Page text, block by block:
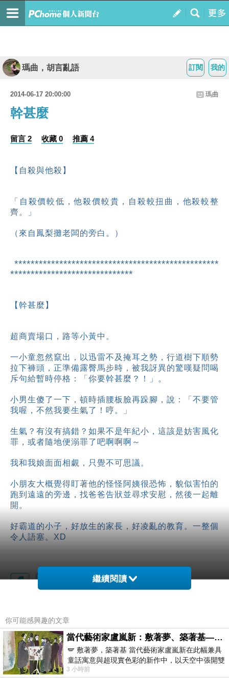
我的
訂閱
瑪曲，胡言亂語
2014-06-17 20:00:00 瑪曲
幹甚麼
留言 2 收藏 0 推薦 4
【自殺與他殺】
「自殺價較低，他殺價較貴，自殺較扭曲，他殺較整
齊。」
（來自鳳梨攤老闆的旁白。）
**************************************************
******************************
【幹甚麼】
超商賣場口，路等小黃中。
一小童忽然竄出，以迅雷不及掩耳之勢，行道樹下順勢
拉下褲頭，正準備露臀馬步時，被我訝異的驚嘆疑問喝
斥句給暫時停格：
「你要幹甚麼？！」。
小男生傻了一下，頓時插腰板臉再跺腳，說：「不要管
我喔，不然我要生氣了！哼。」
生氣？有沒有搞錯？如果不是年紀小，這該是妨害風化
罪，或者隨地便溺罪了吧啊啊啊～
我和我娘面面相覷，只覺不可思議。
小朋友大概覺得盯著他的怪怪阿姨很恐怖，貌似害怕的
跑到遠遠的旁邊，找爸爸告狀並尋求安慰，然後一起離
開。
好霸道的小子，好放生的家長，好凌亂的教育。一整個
令人語塞。XD
上一篇：愛心筍
下一篇：洗
繼續閱讀
你可能感興趣的文章
當代藝術家盧嵐新：敷著夢、築著基——讓筆觸成為存在過的證據，將相遇的溫度熔鑄成新的模樣
🪽 敷著夢，築著基 當代藝術家盧嵐新在此幅兼具
童話寓意與超現實色彩的新作中，以天空中張開雙
翼的神聖形象與地面上聚集的人群對話，
3 小時前